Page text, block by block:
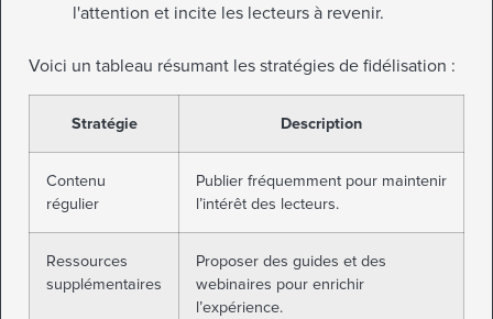
l'attention et incite les lecteurs à revenir.
Voici un tableau résumant les stratégies de fidélisation :
Stratégie Description
Contenu
régulier
Publier fréquemment pour maintenir
l’intérêt des lecteurs.
Ressources
supplémentaires
Proposer des guides et des
webinaires pour enrichir
l’expérience.